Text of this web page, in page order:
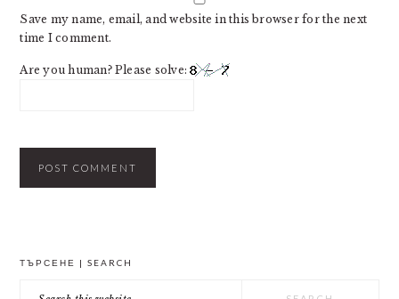
Save my name, email, and website in this browser for the next
time I comment.
Are you human? Please solve:
ТЪРСЕНЕ | SEARCH